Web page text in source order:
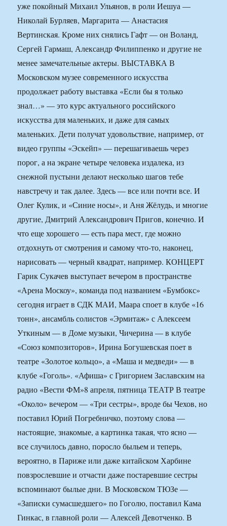
уже покойный Михаил Ульянов, в роли Иешуа —
Николай Бурляев, Маргарита — Анастасия
Вертинская. Кроме них снялись Гафт — он Воланд,
Сергей Гармаш, Александр Филиппенко и другие не
менее замечательные актеры. ВЫСТАВКА В
Московском музее современного искусства
продолжает работу выставка «Если бы я только
знал…» — это курс актуального российского
искусства для маленьких, и даже для самых
маленьких. Дети получат удовольствие, например, от
видео группы «Эскейп» — перешагиваешь через
порог, а на экране четыре человека издалека, из
снежной пустыни делают несколько шагов тебе
навстречу и так далее. Здесь — все или почти все. И
Олег Кулик, и «Синие носы», и Аня Жёлудь, и многие
другие, Дмитрий Александрович Пригов, конечно. И
что еще хорошего — есть пара мест, где можно
отдохнуть от смотрения и самому что-то, наконец,
нарисовать — черный квадрат, например. КОНЦЕРТ
Гарик Сукачев выступает вечером в пространстве
«Арена Москоу», команда под названием «Бумбокс»
сегодня играет в СДК МАИ, Маара споет в клубе «16
тонн», ансамбль солистов «Эрмитаж» с Алексеем
Уткиным — в Доме музыки, Чичерина — в клубе
«Союз композиторов», Ирина Богушевская поет в
театре «Золотое кольцо», а «Маша и медведи» — в
клубе «Гоголь». «Афиша» с Григорием Заславским на
радио «Вести ФМ»8 апреля, пятница ТЕАТР В театре
«Около» вечером — «Три сестры», вроде бы Чехов, но
поставил Юрий Погребничко, поэтому слова —
настоящие, знакомые, а картинка такая, что ясно —
все случилось давно, поросло быльем и теперь,
вероятно, в Париже или даже китайском Харбине
повзрослевшие и отчасти даже постаревшие сестры
вспоминают былые дни. В Московском ТЮЗе —
«Записки сумасшедшего» по Гоголю, поставил Кама
Гинкас, в главной роли — Алексей Девотченко. В